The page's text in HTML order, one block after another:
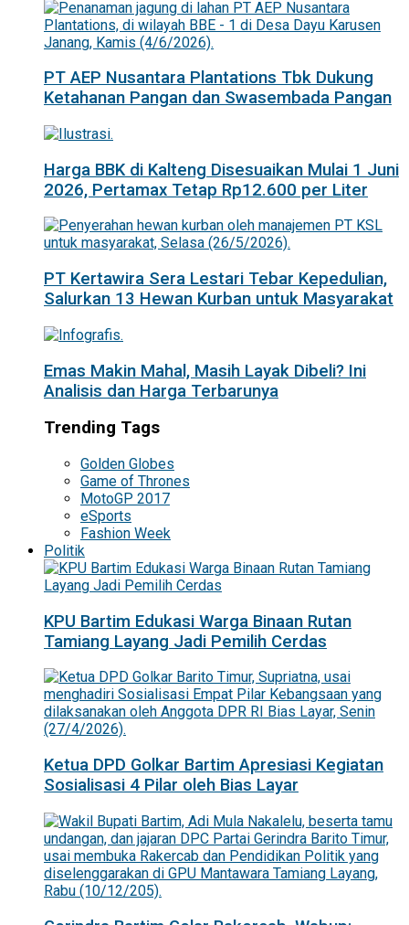
PT AEP Nusantara Plantations Tbk Dukung
Ketahanan Pangan dan Swasembada Pangan
Harga BBK di Kalteng Disesuaikan Mulai 1 Juni
2026, Pertamax Tetap Rp12.600 per Liter
PT Kertawira Sera Lestari Tebar Kepedulian,
Salurkan 13 Hewan Kurban untuk Masyarakat
Emas Makin Mahal, Masih Layak Dibeli? Ini
Analisis dan Harga Terbarunya
Trending Tags
Golden Globes
Game of Thrones
MotoGP 2017
eSports
Fashion Week
Politik
KPU Bartim Edukasi Warga Binaan Rutan
Tamiang Layang Jadi Pemilih Cerdas
Ketua DPD Golkar Bartim Apresiasi Kegiatan
Sosialisasi 4 Pilar oleh Bias Layar